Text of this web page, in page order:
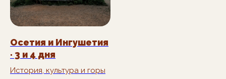
Осетия и Ингушетия
· 3 и 4 дня
История, культура и горы